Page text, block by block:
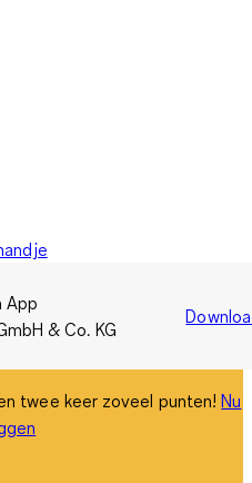
App
& Co. KG
twee keer zoveel punten!Nu